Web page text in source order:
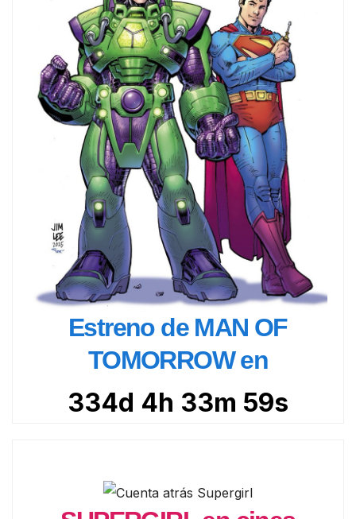
Estreno de MAN OF
TOMORROW en
334d 4h 33m 58s